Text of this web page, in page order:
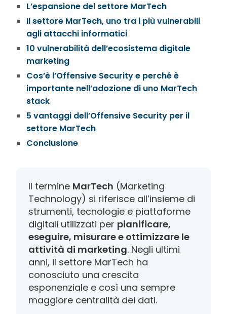
Il termine MarTech (Marketing
Technology) si riferisce all’insieme di
strumenti, tecnologie e piattaforme
digitali utilizzati per pianificare,
eseguire, misurare e ottimizzare le
attività di marketing. Negli ultimi
anni, il settore MarTech ha
conosciuto una crescita
esponenziale e così una sempre
maggiore centralità dei dati.
L’espansione del settore MarTech
Il settore MarTech, uno tra i più vulnerabili
agli attacchi informatici
10 vulnerabilità dell’ecosistema digitale
marketing
Cos’è l’Offensive Security e perché è
importante nell’adozione di uno MarTech
stack
5 vantaggi dell’Offensive Security per il
settore MarTech
Conclusione